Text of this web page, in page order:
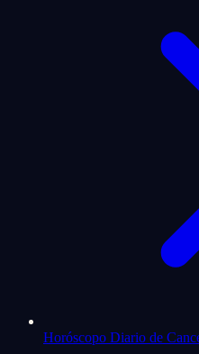
Horóscopo Diario de